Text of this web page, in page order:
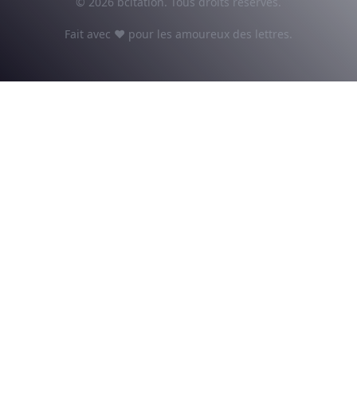
Fait avec ♥ pour les amoureux des lettres.